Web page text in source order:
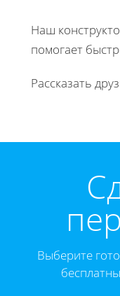
Наш
помогает
Рассказать
Выберите